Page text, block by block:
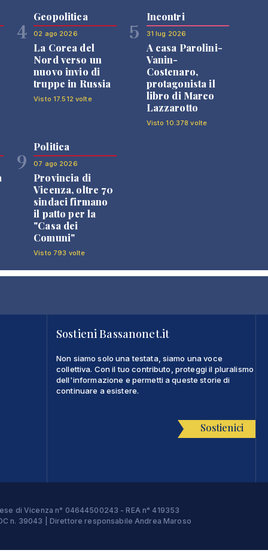
4
Geopolitica
02 ago 2026
La Corea del
Nord verso un
nuovo invio di
truppe in Russia
Visto 17.512 volte
5
Incontri
31 lug 2026
A casa Parolini-
Vanin-
Costenaro,
protagonista il
libro di Marco
Lazzarotto
Visto 10.378 volte
9
Politica
07 ago 2026
Provincia di
Vicenza, oltre 70
sindaci firmano
il patto per la
"Casa dei
Comuni"
Visto 793 volte
Sostieni Bassanonet.it
Non siamo solo una testata, siamo una voce
collettiva. Con il tuo contributo, proteggi il pluralismo
dell'informazione e permetti a queste storie di
continuare a esistere.
Sostienici
di Vicenza n° 04644500243 - REA n° 419353
n. 39043 | Direttore responsabile Andrea Maroso